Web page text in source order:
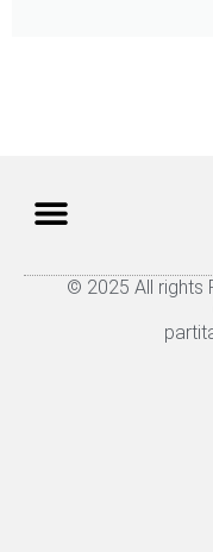
© 2025 All rights